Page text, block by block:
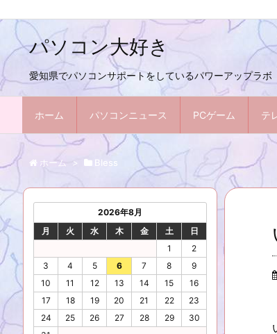
パソコン大好き
愛知県でパソコンサポートをしているパワーアップラ
ホーム パソコンニュース PCゲーム テ
ホーム > Bless
2026年8月
月
火 水 木 金 土 日
1
2
3
4 5 6 7 8
9
10
11 12 13 14 15
16
17
18 19 20 21 22
23
24
25 26 27 28 29
30